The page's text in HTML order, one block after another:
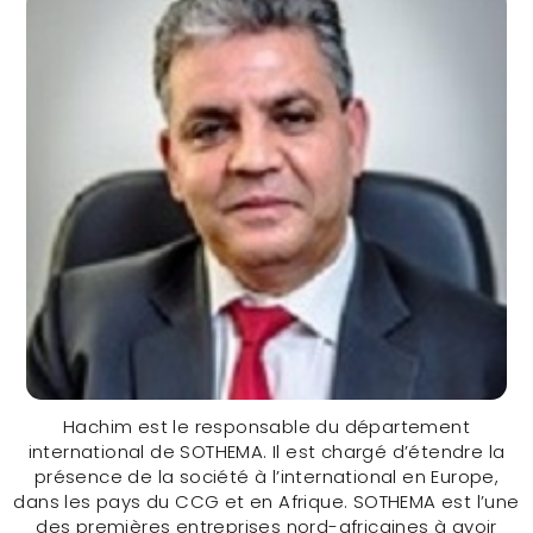
Hachim est le responsable du département
international de SOTHEMA. Il est chargé d’étendre la
présence de la société à l’international en Europe,
dans les pays du CCG et en Afrique. SOTHEMA est l’une
des premières entreprises nord-africaines à avoir